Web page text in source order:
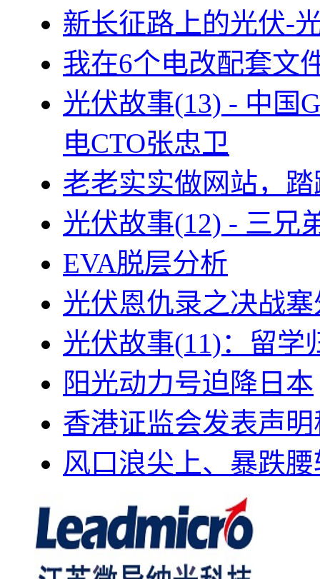
新长征路上的光伏-
我在6个电改配套文
光伏故事(13) - 中国
电CTO张忠卫
老老实实做网站，
光伏故事(12) - 三兄
EVA脱层分析
光伏恩仇录之决战
光伏故事(11)：留学
阳光动力号迫降日本
香港证监会发表声
风口浪尖上、暴跌